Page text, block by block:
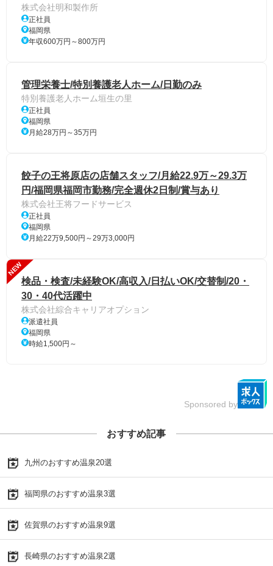
株式会社明和製作所
正社員
福岡県
年収600万円～800万円
管理栄養士/特別養護老人ホーム/日勤のみ
特別養護老人ホーム垣生の里
正社員
福岡県
月給28万円～35万円
餃子の王将原店の店舗スタッフ/月給22.9万～29.3万
円/福岡県福岡市勤務/完全週休2日制/賞与あり
株式会社王将フードサービス
正社員
福岡県
月給22万9,500円～29万3,000円
NEW
検品・検査/未経験OK/高収入/日払いOK/交替制/20・
30・40代活躍中
株式会社綜合キャリアオプション
派遣社員
福岡県
時給1,500円～
Sponsored by
おすすめ記事
九州のおすすめ温泉20選
福岡県のおすすめ温泉3選
佐賀県のおすすめ温泉9選
長崎県のおすすめ温泉2選